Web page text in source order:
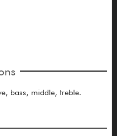
bass, middle, treble.